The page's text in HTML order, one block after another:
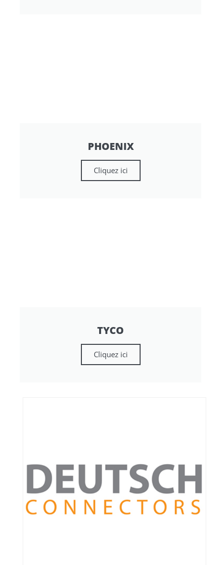
PHOENIX
Cliquez ici
TYCO
Cliquez ici